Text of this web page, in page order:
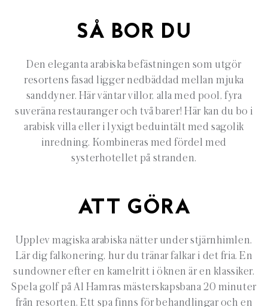
SÅ BOR DU
Den eleganta arabiska befästningen som utgör
resortens fasad ligger nedbäddad mellan mjuka
sanddyner. Här väntar villor, alla med pool, fyra
suveräna restauranger och två barer! Här kan du bo i
arabisk villa eller i lyxigt beduintält med sagolik
inredning. Kombineras med fördel med
systerhotellet på stranden.
ATT GÖRA
Upplev magiska arabiska nätter under stjärnhimlen.
Lär dig falkonering, hur du tränar falkar i det fria. En
sundowner efter en kamelritt i öknen är en klassiker.
Spela golf på Al Hamras mästerskapsbana 20 minuter
från resorten. Ett spa finns för behandlingar och en